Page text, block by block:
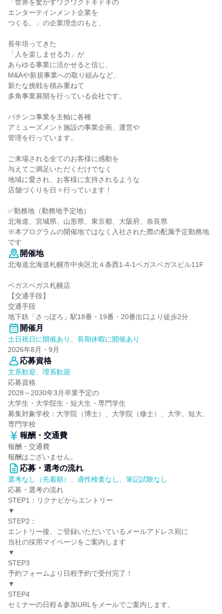
「世界を驚かすワクワクドキドキの
エンターテインメント企業を
つくる。」の企業理念のもと、
長年培ってきた
「人を楽しませる力」が
あらゆる事業に活かせると信じ、
M&Aや新規事業への取り組みなど、
新たな挑戦を積み重ねて
多角事業展開を行っている会社です。
パチンコ事業を主軸に各種
アミューズメント施設の事業企画、運営や
管理を行っています。
ご来場される全てのお客様に感動を
与えてご満足いただくだけでなく
地域に愛され、お客様に支持されるような
店舗づくりを日々行っています！
✅勤務地（勤務地予定地）
北海道、宮城県、山形県、東京都、大阪府、奈良県
※本プログラムの開催地ではなく入社された際の配属予定勤務地
です
開催地
北海道北海道札幌市中央区北４条西1-4-1ベガスベガスビル11F
ベガスベガス札幌店
【交通手段】
交通手段
地下鉄「さっぽろ」駅18番・19番・20番出口より徒歩2分
開催月
土日祝日に開催あり、長期休暇に開催あり
2026年8月・9月
応募資格
文系歓迎、理系歓迎
応募資格
2028～2030年3月卒業予定の
大学生・大学院生・短大生・専門学生
募集対象学校：大学院（博士）、大学院（修士）、大学、短大、
専門学校
報酬・交通費
報酬・交通費
報酬はございません。
応募・選考の流れ
選考なし（先着順）、適性検査なし、筆記試験なし
応募・選考の流れ
STEP1：リクナビからエントリー
▼
STEP2：
エントリー後、ご登録いただいているメールアドレス宛に
当社の採用マイページをご案内します
▼
STEP3
予約フォームより日程予約で受付完了！
▼
STEP4
セミナーの日程＆参加URLをメールでご案内します。